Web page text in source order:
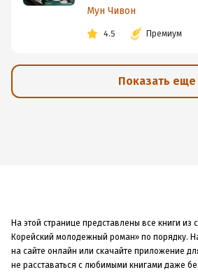
Мун Чивон
4.5 Премиум
Показать еще
На этой странице представлены все книги из
Корейский молодежный роман» по порядку.
на сайте онлайн или скачайте приложение
не расставаться с любимыми книгами даже